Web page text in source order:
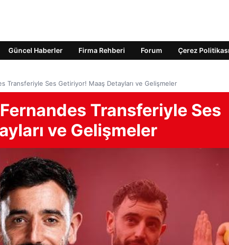
Güncel Haberler Firma Rehberi Forum Çerez Politikası
Transferiyle Ses Getiriyor! Maaş Detayları ve Gelişmeler
Transferiyle Ses
ve Gelişmeler